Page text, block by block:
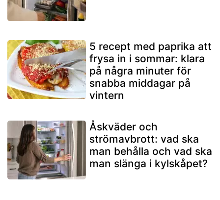
5 recept med paprika att
frysa in i sommar: klara
på några minuter för
snabba middagar på
vintern
Åskväder och
strömavbrott: vad ska
man behålla och vad ska
man slänga i kylskåpet?